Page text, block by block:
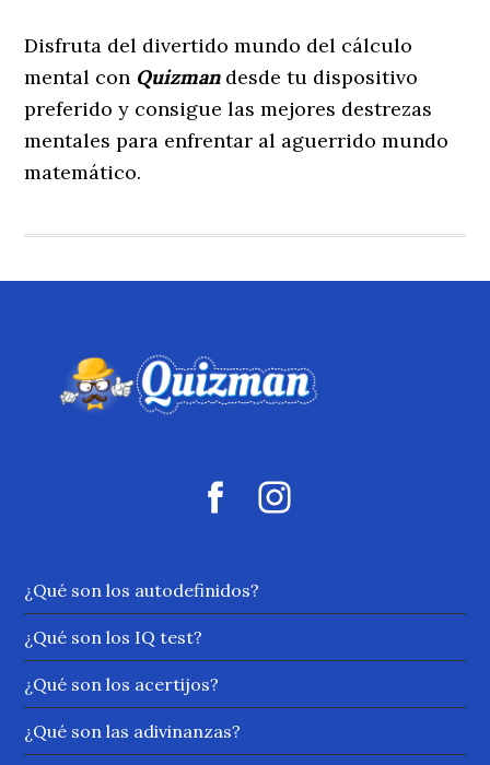
Disfruta del divertido mundo del cálculo
mental con Quizman desde tu dispositivo
preferido y consigue las mejores destrezas
mentales para enfrentar al aguerrido mundo
matemático.
¿Qué son los autodefinidos?
¿Qué son los IQ test?
¿Qué son los acertijos?
¿Qué son las adivinanzas?